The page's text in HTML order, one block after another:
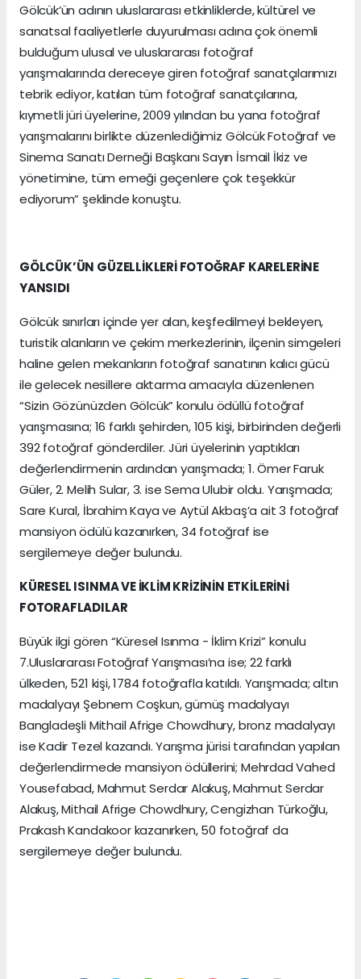
Gölcük’ün adının uluslararası etkinliklerde, kültürel ve
sanatsal faaliyetlerle duyurulması adına çok önemli
bulduğum ulusal ve uluslararası fotoğraf
yarışmalarında dereceye giren fotoğraf sanatçılarımızı
tebrik ediyor, katılan tüm fotoğraf sanatçılarına,
kıymetli jüri üyelerine, 2009 yılından bu yana fotoğraf
yarışmalarını birlikte düzenlediğimiz Gölcük Fotoğraf ve
Sinema Sanatı Derneği Başkanı Sayın İsmail İkiz ve
yönetimine, tüm emeği geçenlere çok teşekkür
ediyorum” şeklinde konuştu.
GÖLCÜK’ÜN GÜZELLİKLERİ FOTOĞRAF KARELERİNE
YANSIDI
Gölcük sınırları içinde yer alan, keşfedilmeyi bekleyen,
turistik alanların ve çekim merkezlerinin, ilçenin simgeleri
haline gelen mekanların fotoğraf sanatının kalıcı gücü
ile gelecek nesillere aktarma amacıyla düzenlenen
“Sizin Gözünüzden Gölcük” konulu ödüllü fotoğraf
yarışmasına; 16 farklı şehirden, 105 kişi, birbirinden değerli
392 fotoğraf gönderdiler. Jüri üyelerinin yaptıkları
değerlendirmenin ardından yarışmada; 1. Ömer Faruk
Güler, 2. Melih Sular, 3. ise Sema Ulubir oldu. Yarışmada;
Sare Kural, İbrahim Kaya ve Aytül Akbaş’a ait 3 fotoğraf
mansiyon ödülü kazanırken, 34 fotoğraf ise
sergilemeye değer bulundu.
KÜRESEL ISINMA VE İKLİM KRİZİNİN ETKİLERİNİ
FOTORAFLADILAR
Büyük ilgi gören “Küresel Isınma - İklim Krizi” konulu
7.Uluslararası Fotoğraf Yarışması’na ise; 22 farklı
ülkeden, 521 kişi, 1784 fotoğrafla katıldı. Yarışmada; altın
madalyayı Şebnem Coşkun, gümüş madalyayı
Bangladeşli Mithail Afrige Chowdhury, bronz madalyayı
ise Kadir Tezel kazandı. Yarışma jürisi tarafından yapılan
değerlendirmede mansiyon ödüllerini; Mehrdad Vahed
Yousefabad, Mahmut Serdar Alakuş, Mahmut Serdar
Alakuş, Mithail Afrige Chowdhury, Cengizhan Türkoğlu,
Prakash Kandakoor kazanırken, 50 fotoğraf da
sergilemeye değer bulundu.